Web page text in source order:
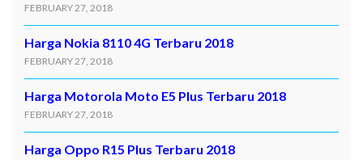
FEBRUARY 27, 2018
Harga Nokia 8110 4G Terbaru 2018
FEBRUARY 27, 2018
Harga Motorola Moto E5 Plus Terbaru 2018
FEBRUARY 27, 2018
Harga Oppo R15 Plus Terbaru 2018